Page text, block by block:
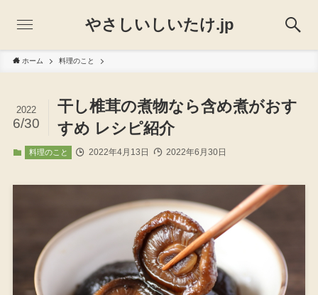
やさしいしいたけ.jp
ホーム 料理のこと
干し椎茸の煮物なら含め煮がおす
すめ レシピ紹介
2022
6/30
料理のこと 2022年4月13日 2022年6月30日